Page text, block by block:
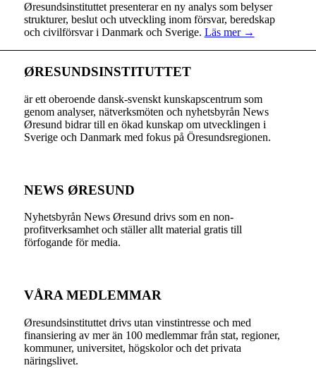
Øresundsinstituttet presenterar en ny analys som belyser
strukturer, beslut och utveckling inom försvar, beredskap
och civilförsvar i Danmark och Sverige. Läs mer →
ØRESUNDSINSTITUTTET
är ett oberoende dansk-svenskt kunskapscentrum som
genom analyser, nätverksmöten och nyhetsbyrån News
Øresund bidrar till en ökad kunskap om utvecklingen i
Sverige och Danmark med fokus på Öresundsregionen.
NEWS ØRESUND
Nyhetsbyrån News Øresund drivs som en non-
profitverksamhet och ställer allt material gratis till
förfogande för media.
VÅRA MEDLEMMAR
Øresundsinstituttet drivs utan vinst­intresse och med
finansiering av mer än 100 medlemmar från stat, regioner,
kommuner, universitet, högskolor och det privata
näringslivet.